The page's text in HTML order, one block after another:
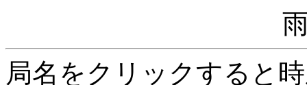
局名をクリックすると